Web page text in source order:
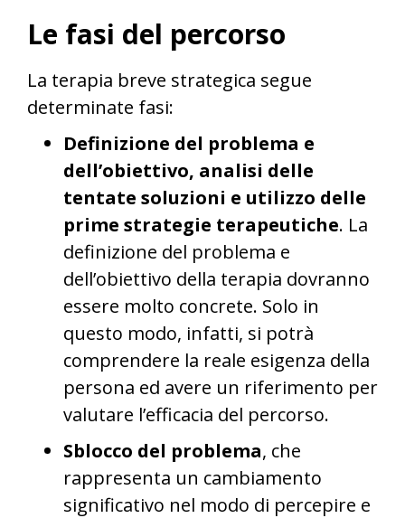
Le fasi del percorso
La terapia breve strategica segue
determinate fasi:
Definizione del problema e
dell’obiettivo, analisi delle
tentate soluzioni e utilizzo delle
prime strategie terapeutiche. La
definizione del problema e
dell’obiettivo della terapia dovranno
essere molto concrete. Solo in
questo modo, infatti, si potrà
comprendere la reale esigenza della
persona ed avere un riferimento per
valutare l’efficacia del percorso.
Sblocco del problema, che
rappresenta un cambiamento
significativo nel modo di percepire e